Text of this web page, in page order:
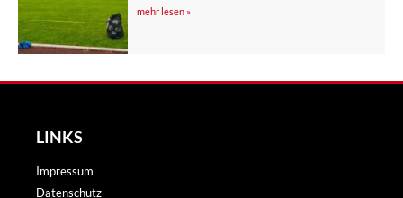
mehr lesen »
LINKS
Impressum
Datenschutz